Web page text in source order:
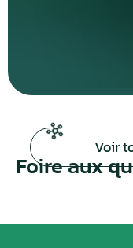
Voir
Foire aux